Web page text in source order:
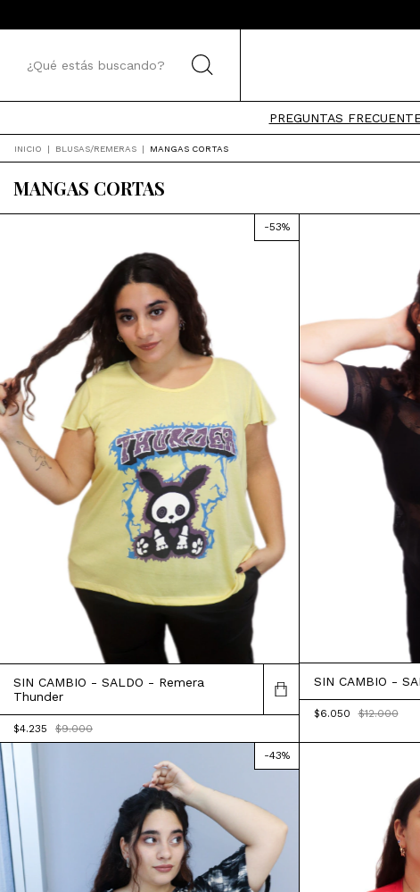
PREGUNTAS
INICIO | BLUSAS/REMERAS | MANGAS CORTAS
MANGAS CORTAS
-53%
SIN CAMBIO - SALDO - Remera
Thunder
$4.235 $9.000
SIN CAMBIO -
$6.050 $12.000
-43%